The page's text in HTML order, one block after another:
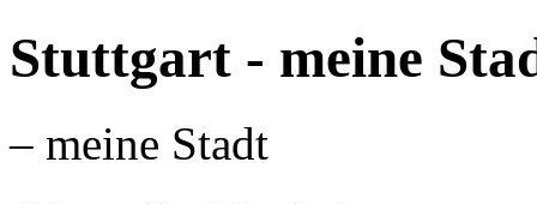
Stuttgart - meine
– meine Stadt